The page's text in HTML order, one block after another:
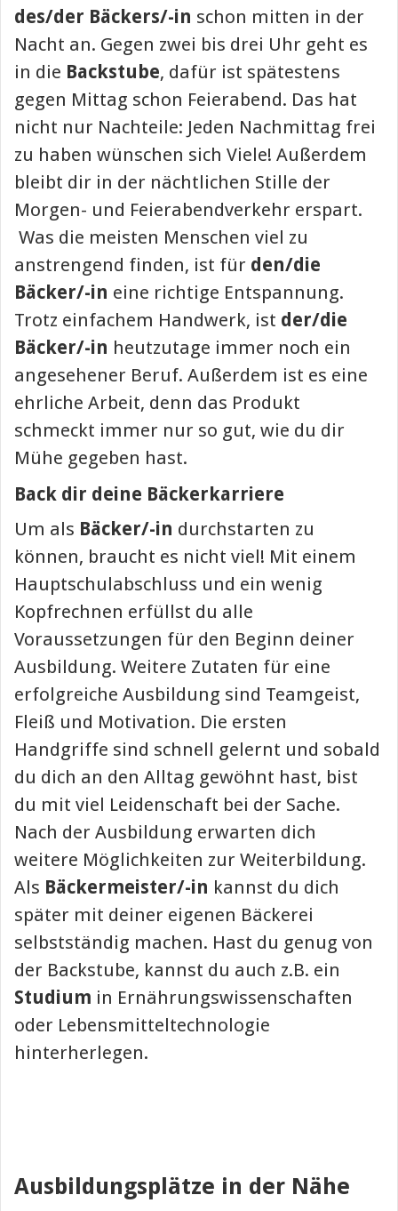
des/der Bäckers/-in schon mitten in der
Nacht an. Gegen zwei bis drei Uhr geht es
in die Backstube, dafür ist spätestens
gegen Mittag schon Feierabend. Das hat
nicht nur Nachteile: Jeden Nachmittag frei
zu haben wünschen sich Viele! Außerdem
bleibt dir in der nächtlichen Stille der
Morgen- und Feierabendverkehr erspart.
Was die meisten Menschen viel zu
anstrengend finden, ist für den/die
Bäcker/-in eine richtige Entspannung.
Trotz einfachem Handwerk, ist der/die
Bäcker/-in heutzutage immer noch ein
angesehener Beruf. Außerdem ist es eine
ehrliche Arbeit, denn das Produkt
schmeckt immer nur so gut, wie du dir
Mühe gegeben hast.
Back dir deine Bäckerkarriere
Um als Bäcker/-in durchstarten zu
können, braucht es nicht viel! Mit einem
Hauptschulabschluss und ein wenig
Kopfrechnen erfüllst du alle
Voraussetzungen für den Beginn deiner
Ausbildung. Weitere Zutaten für eine
erfolgreiche Ausbildung sind Teamgeist,
Fleiß und Motivation. Die ersten
Handgriffe sind schnell gelernt und sobald
du dich an den Alltag gewöhnt hast, bist
du mit viel Leidenschaft bei der Sache.
Nach der Ausbildung erwarten dich
weitere Möglichkeiten zur Weiterbildung.
Als Bäckermeister/-in kannst du dich
später mit deiner eigenen Bäckerei
selbstständig machen. Hast du genug von
der Backstube, kannst du auch z.B. ein
Studium in Ernährungswissenschaften
oder Lebensmitteltechnologie
hinterherlegen.
Ausbildungsplätze in der Nähe